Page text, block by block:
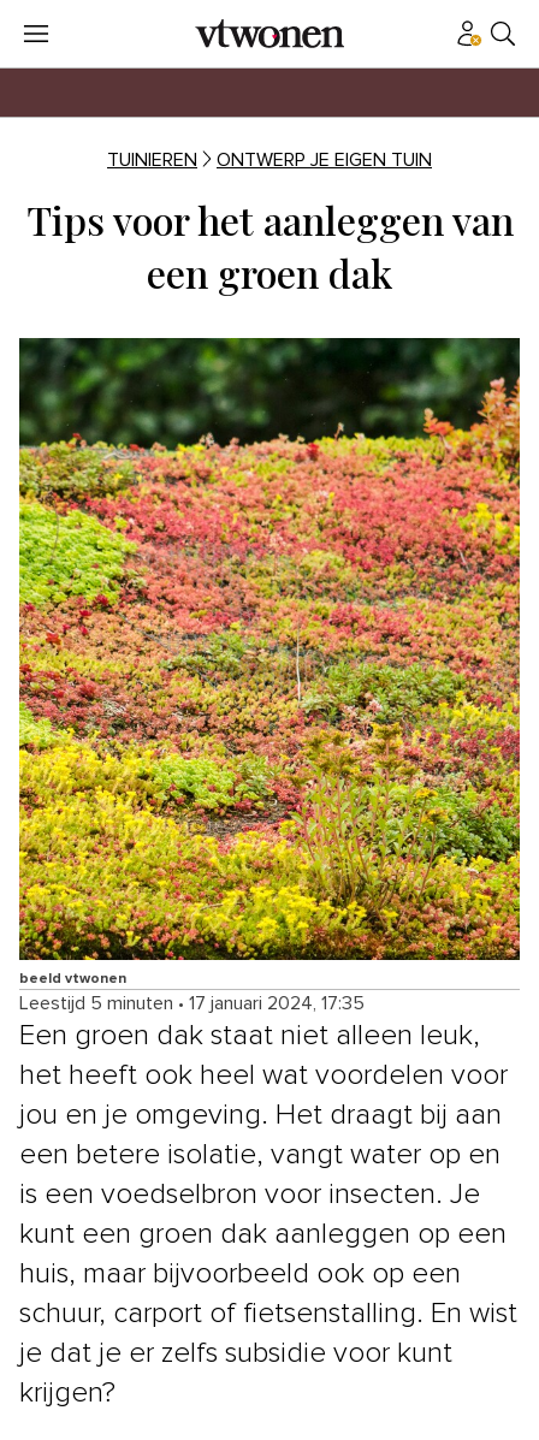
TUINIEREN ONTWERP JE EIGEN TUIN
Tips voor het aanleggen van
een groen dak
beeld vtwonen
Leestijd 5 minuten • 17 januari 2024, 17:35
Een groen dak staat niet alleen leuk,
het heeft ook heel wat voordelen voor
jou en je omgeving. Het draagt bij aan
een betere isolatie, vangt water op en
is een voedselbron voor insecten. Je
kunt een groen dak aanleggen op een
huis, maar bijvoorbeeld ook op een
schuur, carport of fietsenstalling. En wist
je dat je er zelfs subsidie voor kunt
krijgen?